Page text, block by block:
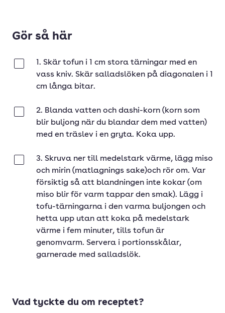
Gör så här
1. Skär tofun i 1 cm stora tärningar med en
vass kniv. Skär salladslöken på diagonalen i 1
cm långa bitar.
2. Blanda vatten och dashi-korn (korn som
blir buljong när du blandar dem med vatten)
med en träslev i en gryta. Koka upp.
3. Skruva ner till medelstark värme, lägg miso
och mirin (matlagnings sake)och rör om. Var
försiktig så att blandningen inte kokar (om
miso blir för varm tappar den smak). Lägg i
tofu-tärningarna i den varma buljongen och
hetta upp utan att koka på medelstark
värme i fem minuter, tills tofun är
genomvarm. Servera i portionsskålar,
garnerade med salladslök.
Vad tyckte du om receptet?